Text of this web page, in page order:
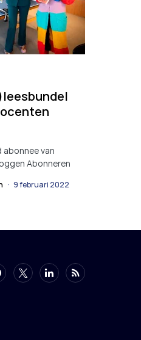
abonnee van
Abonneren
9 februari 2022